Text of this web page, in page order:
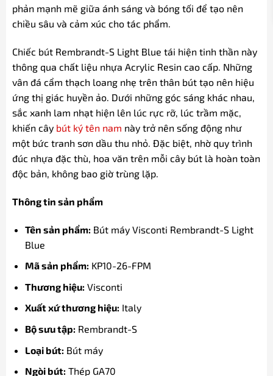
phản mạnh mẽ giữa ánh sáng và bóng tối để tạo nên
chiều sâu và cảm xúc cho tác phẩm.
Chiếc bút Rembrandt-S Light Blue tái hiện tinh thần này
thông qua chất liệu nhựa Acrylic Resin cao cấp. Những
vân đá cẩm thạch loang nhẹ trên thân bút tạo nên hiệu
ứng thị giác huyền ảo. Dưới những góc sáng khác nhau,
sắc xanh lam nhạt hiện lên lúc rực rỡ, lúc trầm mặc,
khiến cây bút ký tên nam này trở nên sống động như
một bức tranh sơn dầu thu nhỏ. Đặc biệt, nhờ quy trình
đúc nhựa đặc thù, hoa văn trên mỗi cây bút là hoàn toàn
độc bản, không bao giờ trùng lặp.
Thông tin sản phẩm
Tên sản phẩm: Bút máy Visconti Rembrandt-S Light
Blue
Mã sản phẩm: KP10-26-FPM
Thương hiệu: Visconti
Xuất xứ thương hiệu: Italy
Bộ sưu tập: Rembrandt-S
Loại bút: Bút máy
Ngòi bút: Thép GA70